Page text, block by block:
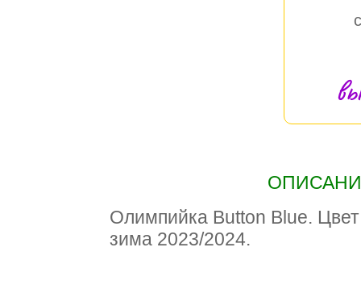
Олимпийка Button Blue.
зима 2023/2024.